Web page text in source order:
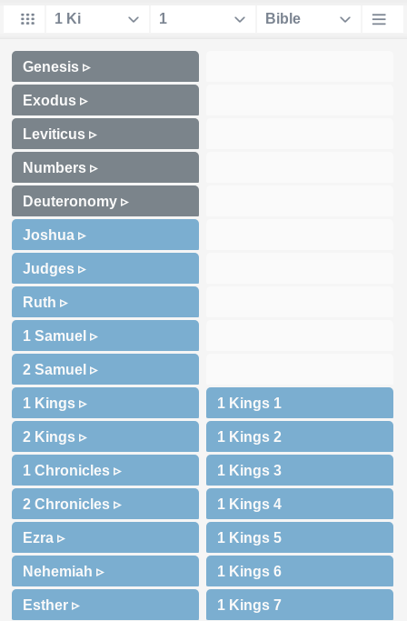
Genesis ▹
Exodus ▹
Leviticus ▹
Numbers ▹
Deuteronomy ▹
Joshua ▹
Judges ▹
Ruth ▹
1 Samuel ▹
2 Samuel ▹
1 Kings ▹
2 Kings ▹
1 Chronicles ▹
2 Chronicles ▹
Ezra ▹
Nehemiah ▹
Esther ▹